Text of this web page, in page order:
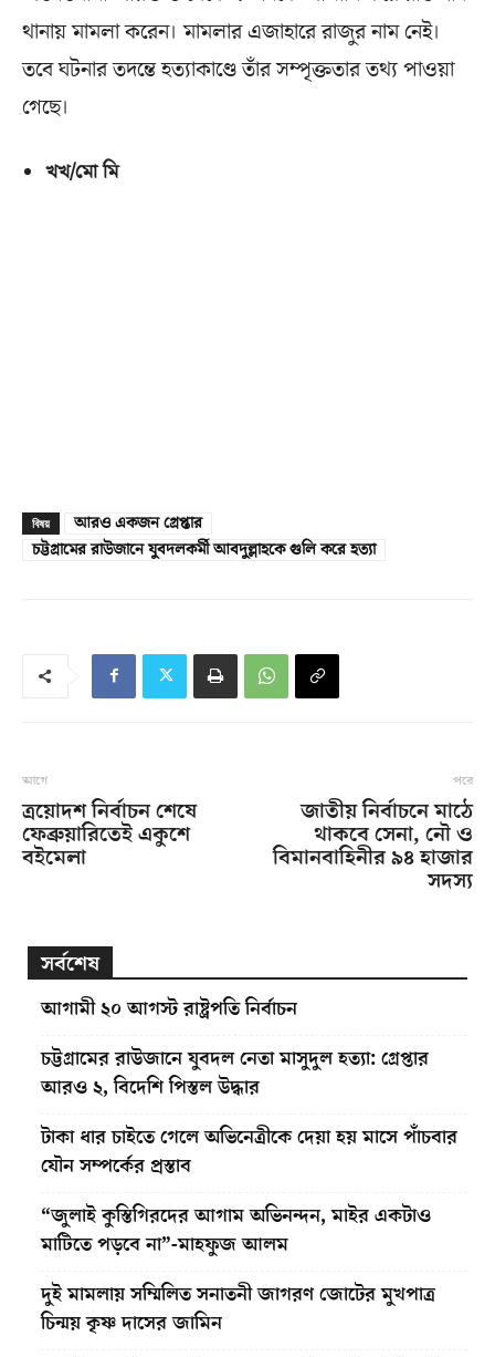
থানায় মামলা করেন। মামলার এজাহারে রাজুর নাম নেই।
তবে ঘটনার তদন্তে হত্যাকাণ্ডে তাঁর সম্পৃক্ততার তথ্য পাওয়া
গেছে।
খখ/মো মি
বিষয়
আরও একজন গ্রেপ্তার
চট্টগ্রামের রাউজানে যুবদলকর্মী আবদুল্লাহকে গুলি করে হত্যা
আগে
ত্রয়োদশ নির্বাচন শেষে
ফেব্রুয়ারিতেই একুশে
বইমেলা
পরে
জাতীয় নির্বাচনে মাঠে
থাকবে সেনা, নৌ ও
বিমানবাহিনীর ৯৪ হাজার
সদস্য
সর্বশেষ
আগামী ২০ আগস্ট রাষ্ট্রপতি নির্বাচন
চট্টগ্রামের রাউজানে যুবদল নেতা মাসুদুল হত্যা: গ্রেপ্তার
আরও ২, বিদেশি পিস্তল উদ্ধার
টাকা ধার চাইতে গেলে অভিনেত্রীকে দেয়া হয় মাসে পাঁচবার
যৌন সম্পর্কের প্রস্তাব
“জুলাই কুস্তিগিরদের আগাম অভিনন্দন, মাইর একটাও
মাটিতে পড়বে না”-মাহফুজ আলম
দুই মামলায় সম্মিলিত সনাতনী জাগরণ জোটের মুখপাত্র
চিন্ময় কৃষ্ণ দাসের জামিন